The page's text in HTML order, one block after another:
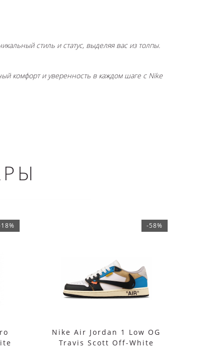
стиль и статус, выделяя вас из толпы.
комфорт и уверенность в каждом шаге с Nike
-58%
Nike Air Jordan 1 Low OG
Travis Scott Off-White